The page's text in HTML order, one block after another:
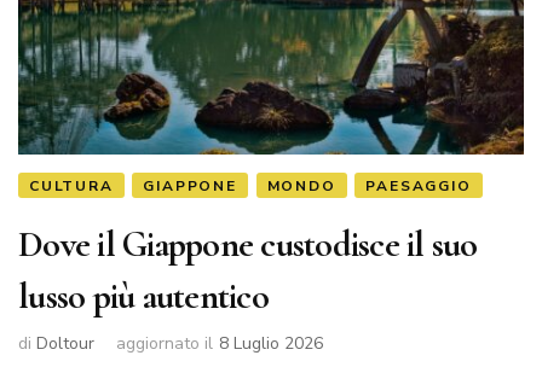
CULTURA GIAPPONE MONDO PAESAGGIO
Dove il Giappone custodisce il suo
lusso più autentico
di Doltour aggiornato il 8 Luglio 2026